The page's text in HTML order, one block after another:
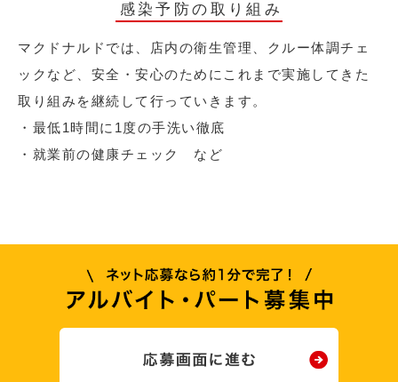
感染予防の取り組み
マクドナルドでは、店内の衛生管理、クルー体調チェ
ックなど、安全・安心のためにこれまで実施してきた
取り組みを継続して行っていきます。
・最低1時間に1度の手洗い徹底
・就業前の健康チェック など